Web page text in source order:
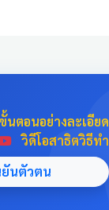
ขั้นตอนอย่างละเอียด
วิดีโอสาธิตวิธีทำ
ยันตัวตน